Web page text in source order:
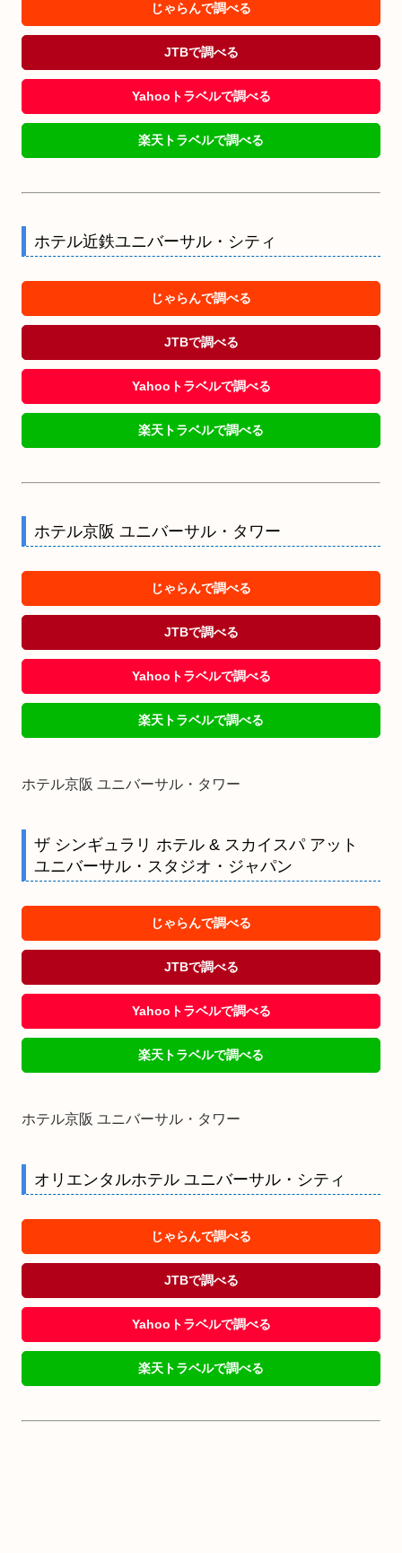
じゃらんで調べる
JTBで調べる
Yahooトラベルで調べる
楽天トラベルで調べる
ホテル近鉄ユニバーサル・シティ
じゃらんで調べる
JTBで調べる
Yahooトラベルで調べる
楽天トラベルで調べる
ホテル京阪 ユニバーサル・タワー
じゃらんで調べる
JTBで調べる
Yahooトラベルで調べる
楽天トラベルで調べる
ホテル京阪 ユニバーサル・タワー
ザ シンギュラリ ホテル & スカイスパ アット
ユニバーサル・スタジオ・ジャパン
じゃらんで調べる
JTBで調べる
Yahooトラベルで調べる
楽天トラベルで調べる
ホテル京阪 ユニバーサル・タワー
オリエンタルホテル ユニバーサル・シティ
じゃらんで調べる
JTBで調べる
Yahooトラベルで調べる
楽天トラベルで調べる